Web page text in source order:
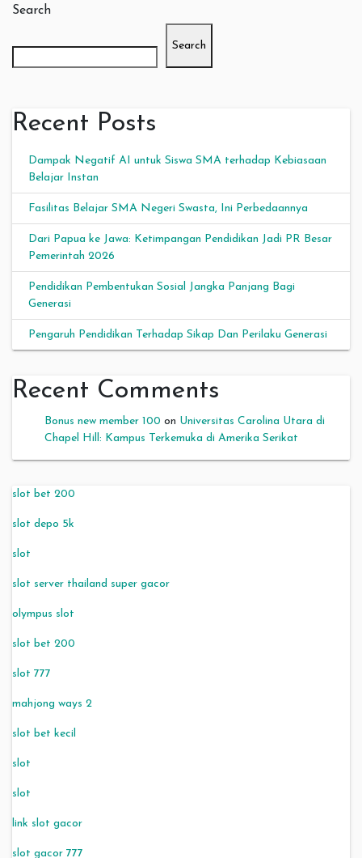
Search
Search
Recent Posts
Dampak Negatif AI untuk Siswa SMA terhadap Kebiasaan
Belajar Instan
Fasilitas Belajar SMA Negeri Swasta, Ini Perbedaannya
Dari Papua ke Jawa: Ketimpangan Pendidikan Jadi PR Besar
Pemerintah 2026
Pendidikan Pembentukan Sosial Jangka Panjang Bagi
Generasi
Pengaruh Pendidikan Terhadap Sikap Dan Perilaku Generasi
Recent Comments
Bonus new member 100 on Universitas Carolina Utara di
Chapel Hill: Kampus Terkemuka di Amerika Serikat
slot bet 200
slot depo 5k
slot
slot server thailand super gacor
olympus slot
slot bet 200
slot 777
mahjong ways 2
slot bet kecil
slot
slot
link slot gacor
slot gacor 777